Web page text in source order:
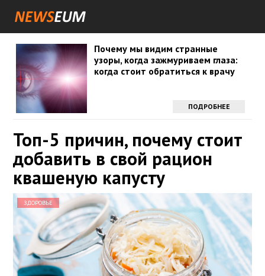
Почему мы видим странные
узоры, когда зажмуриваем глаза:
когда стоит обратиться к врачу
ПОДРОБНЕЕ
Топ-5 причин, почему стоит
добавить в свой рацион
квашеную капусту
ЗДОРОВЬЕ